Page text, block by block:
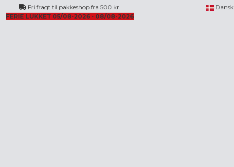
Fri fragt til pakkeshop fra 500 kr.
FERIE LUKKET 05/08-2026 - 08/08-2026
Dansk